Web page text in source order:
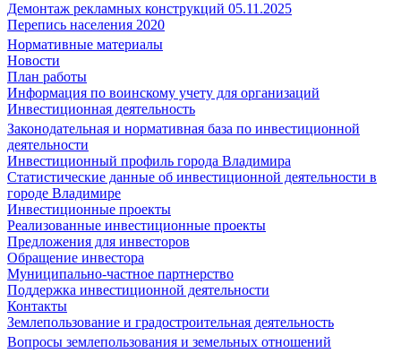
Демонтаж рекламных конструкций 05.11.2025
Перепись населения 2020
Нормативные материалы
Новости
План работы
Информация по воинскому учету для организаций
Инвестиционная деятельность
Законодательная и нормативная база по инвестиционной
деятельности
Инвестиционный профиль города Владимира
Статистические данные об инвестиционной деятельности в
городе Владимире
Инвестиционные проекты
Реализованные инвестиционные проекты
Предложения для инвесторов
Обращение инвестора
Муниципально-частное партнерство
Поддержка инвестиционной деятельности
Контакты
Землепользование и градостроительная деятельность
Вопросы землепользования и земельных отношений